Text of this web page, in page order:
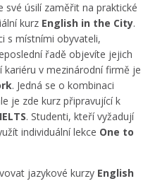
své úsilí zaměřit na praktické
kurz English in the City.
s místními obyvateli,
řadě objevíte jejich
v mezinárodní firmě je
. Jedná se o kombinaci
je zde kurz připravující k
IELTS. Studenti, kteří vyžadují
individuální lekce One to
jazykové kurzy English